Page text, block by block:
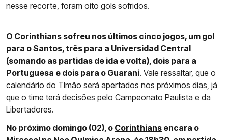
nesse recorte, foram oito gols sofridos.
O Corinthians sofreu nos últimos cinco jogos, um gol
para o Santos, três para a Universidad Central
(somando as partidas de ida e volta), dois para a
Portuguesa e dois para o Guarani. Vale ressaltar, que o
calendário do TImão será apertados nos próximos dias, já
que o time terá decisões pelo Campeonato Paulista e da
Libertadores.
No próximo domingo (02), o Corinthians encara o